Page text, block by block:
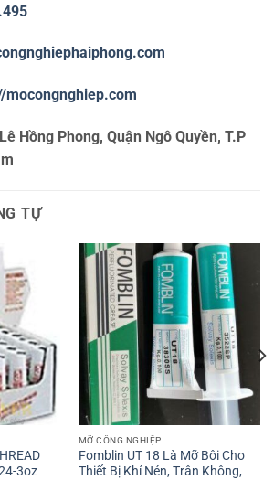
mocongnghiep.com
Hồng Phong, Quận Ngô Quyền, T.P
TỰ
3oz
MỠ CÔNG NGHIỆP
Fomblin UT 18 Là Mỡ Bôi Cho
Thiết Bị Khí Nén, Trân Không,